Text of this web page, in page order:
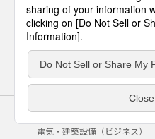
サイトのご利用にあたって
電気・建築設備（ビジネス）